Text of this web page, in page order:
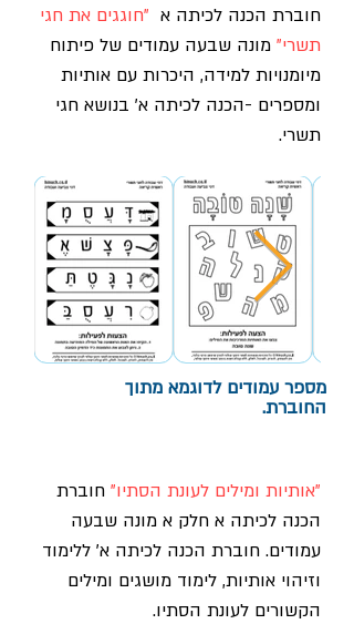
חוברת הכנה לכיתה א "חוגגים את חגי
תשרי" מונה שבעה עמודים של פיתוח
מיומנויות למידה, היכרות עם אותיות
ומספרים -הכנה לכיתה א' בנושא חגי
תשרי.
מספר עמודים לדוגמא מתוך
החוברת.
"אותיות ומילים לעונת הסתיו" חוברת
הכנה לכיתה א חלק א מונה שבעה
עמודים. חוברת הכנה לכיתה א' ללימוד
וזיהוי אותיות, לימוד מושגים ומילים
הקשורים לעונת הסתיו.